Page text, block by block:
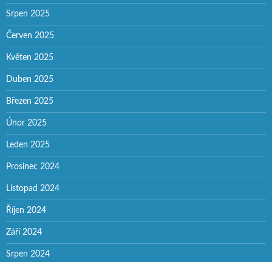
Srpen 2025
Červen 2025
Květen 2025
Duben 2025
Březen 2025
Únor 2025
Leden 2025
Prosinec 2024
Listopad 2024
Říjen 2024
Září 2024
Srpen 2024